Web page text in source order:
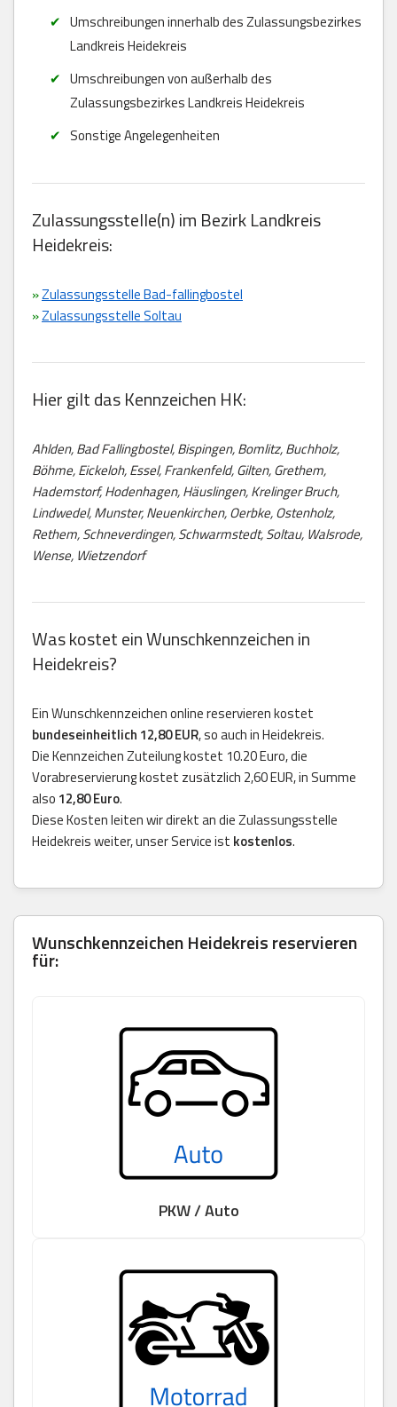
Umschreibungen innerhalb des Zulassungsbezirkes
Landkreis Heidekreis
Umschreibungen von außerhalb des
Zulassungsbezirkes Landkreis Heidekreis
Sonstige Angelegenheiten
Zulassungsstelle(n) im Bezirk Landkreis
Heidekreis:
»Zulassungsstelle Bad-fallingbostel
»Zulassungsstelle Soltau
Hier gilt das Kennzeichen HK:
Ahlden, Bad Fallingbostel, Bispingen, Bomlitz, Buchholz,
Böhme, Eickeloh, Essel, Frankenfeld, Gilten, Grethem,
Hademstorf, Hodenhagen, Häuslingen, Krelinger Bruch,
Lindwedel, Munster, Neuenkirchen, Oerbke, Ostenholz,
Rethem, Schneverdingen, Schwarmstedt, Soltau, Walsrode,
Wense, Wietzendorf
Was kostet ein Wunschkennzeichen in
Heidekreis?
Ein Wunschkennzeichen online reservieren kostet
bundeseinheitlich 12,80 EUR, so auch in Heidekreis.
Die Kennzeichen Zuteilung kostet 10.20 Euro, die
Vorabreservierung kostet zusätzlich 2,60 EUR, in Summe
also 12,80 Euro.
Diese Kosten leiten wir direkt an die Zulassungsstelle
Heidekreis weiter, unser Service ist kostenlos.
Wunschkennzeichen Heidekreis reservieren
für:
PKW / Auto